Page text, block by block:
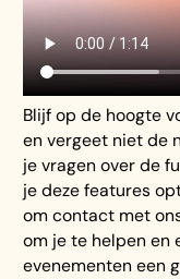
Blijf op de hoogte
en vergeet niet de
je vragen over de
je deze features
om contact met
om je te helpen en
evenementen een